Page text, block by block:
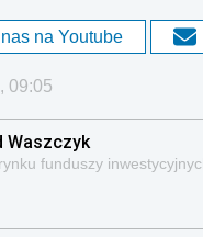
na Youtube
09:05
Waszczyk
funduszy